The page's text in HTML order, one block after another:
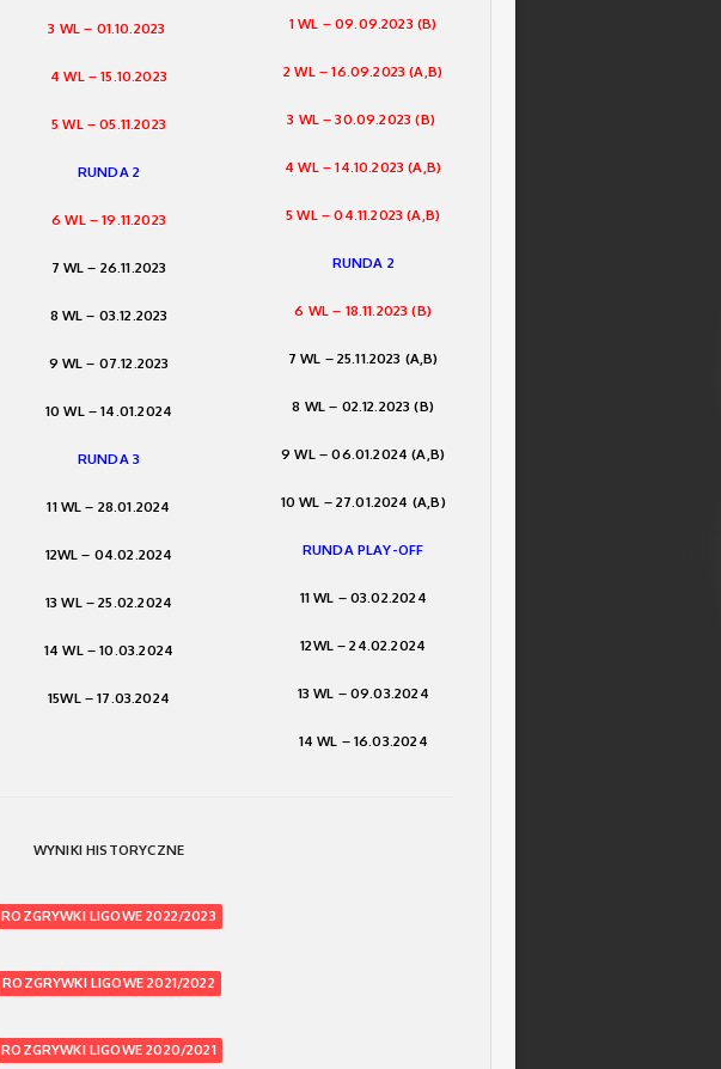
3 WL – 01.10.2023
4 WL – 15.10.2023
5 WL – 05.11.2023
RUNDA 2
6 WL – 19.11.2023
7 WL – 26.11.2023
8 WL – 03.12.2023
9 WL – 07.12.2023
10 WL – 14.01.2024
RUNDA 3
11 WL – 28.01.2024
12WL – 04.02.2024
13 WL – 25.02.2024
14 WL – 10.03.2024
15WL – 17.03.2024
1 WL – 09.09.2023 (B)
2 WL – 16.09.2023 (A,B)
3 WL – 30.09.2023 (B)
4 WL – 14.10.2023 (A,B)
5 WL – 04.11.2023 (A,B)
RUNDA 2
6 WL – 18.11.2023 (B)
7 WL – 25.11.2023 (A,B)
8 WL – 02.12.2023 (B)
9 WL – 06.01.2024 (A,B)
10 WL – 27.01.2024 (A,B)
RUNDA PLAY-OFF
11 WL – 03.02.2024
12WL – 24.02.2024
13 WL – 09.03.2024
14 WL – 16.03.2024
WYNIKI HISTORYCZNE
ROZGRYWKI LIGOWE 2022/2023
ROZGRYWKI LIGOWE 2021/2022
ROZGRYWKI LIGOWE 2020/2021